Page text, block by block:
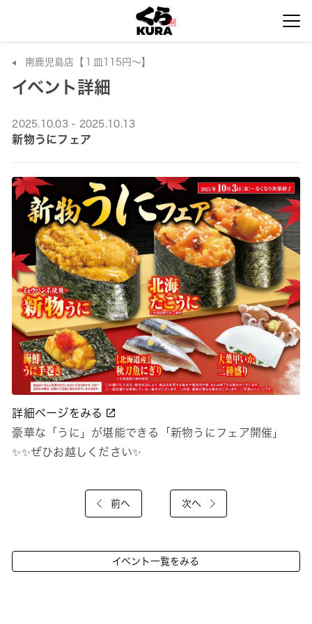
南鹿児島店【１皿115円～】
イベント詳細
2025.10.03 - 2025.10.13
新物うにフェア
詳細ページをみる
豪華な「うに」が堪能できる「新物うにフェア開催」
✨✨ぜひお越しください✨
前へ 次へ
イベント一覧をみる